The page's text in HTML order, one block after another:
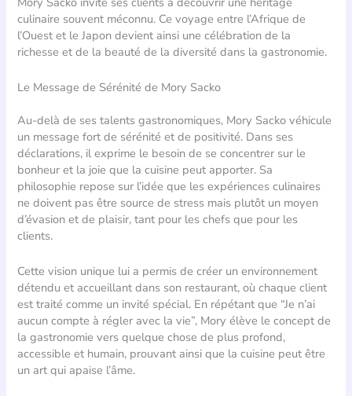
culinaire souvent méconnu. Ce voyage entre l’Afrique de
l’Ouest et le Japon devient ainsi une célébration de la
richesse et de la beauté de la diversité dans la gastronomie.
Le Message de Sérénité de Mory Sacko
Au-delà de ses talents gastronomiques, Mory Sacko véhicule
un message fort de sérénité et de positivité. Dans ses
déclarations, il exprime le besoin de se concentrer sur le
bonheur et la joie que la cuisine peut apporter. Sa
philosophie repose sur l’idée que les expériences culinaires
ne doivent pas être source de stress mais plutôt un moyen
d’évasion et de plaisir, tant pour les chefs que pour les
clients.
Cette vision unique lui a permis de créer un environnement
détendu et accueillant dans son restaurant, où chaque client
est traité comme un invité spécial. En répétant que “Je n’ai
aucun compte à régler avec la vie”, Mory élève le concept de
la gastronomie vers quelque chose de plus profond,
accessible et humain, prouvant ainsi que la cuisine peut être
un art qui apaise l’âme.